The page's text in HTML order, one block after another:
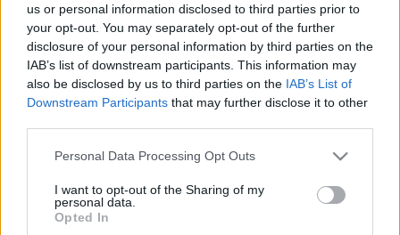
us or personal information disclosed to third parties prior to
your opt-out. You may separately opt-out of the further
disclosure of your personal information by third parties on the
IAB’s list of downstream participants. This information may
also be disclosed by us to third parties on the IAB’s List of
Downstream Participants that may further disclose it to other
Please note that this website/app uses one or more Google
not limited to your visit or usage behaviour. You may click to
grant or deny consent to Google and its third-party tags to
use your data for below specified purposes in below Google
Personal Data Processing Opt Outs
I want to opt-out of the Sharing of my
personal data.
Opted In
Aszervezet fontos feladatnak tartja a nemzetiségi
színjátszás finanszírozásának stabilizálását, az
utánpótlás garantálását és az anyaországi
kapcsolatok erősítését is.Kitértek arra is, hogy munkájukhoz a
befogadó színház mellett hiányoznak a próbahelyszínek, kiszámíthatatlan
"A színházaknak nincs megfelelő háttér-